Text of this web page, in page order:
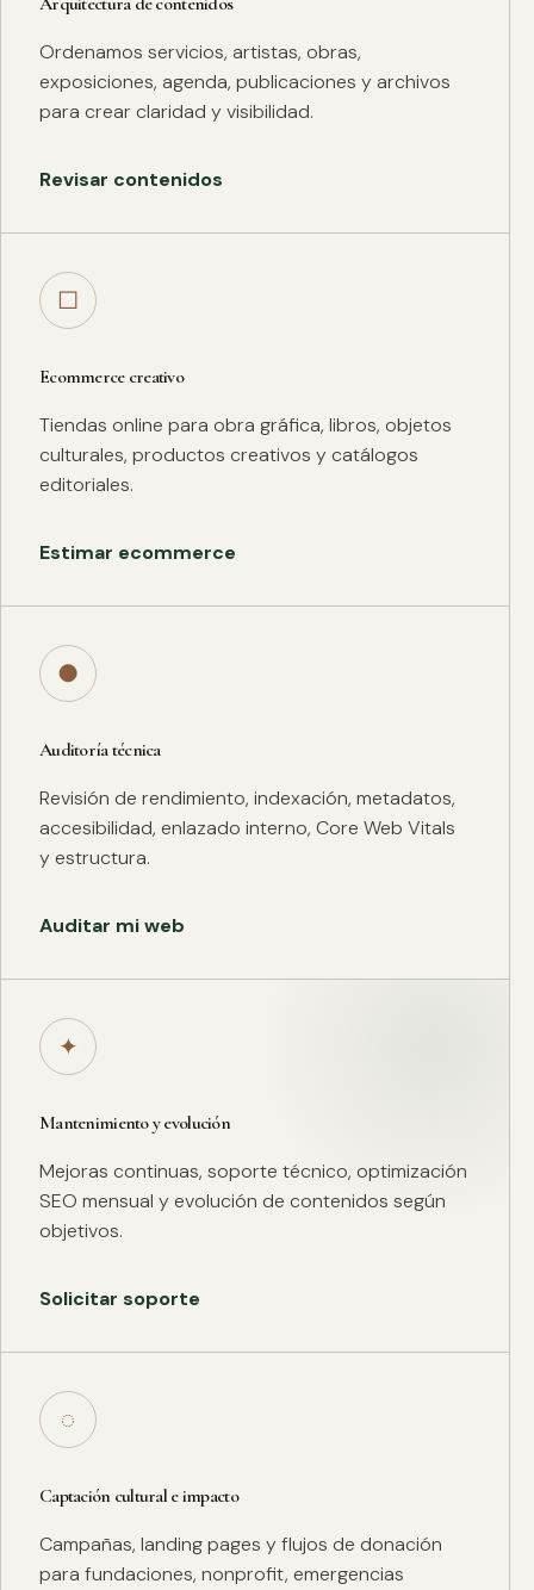
Ordenamos servicios, artistas, obras,
exposiciones, agenda, publicaciones y archivos
para crear claridad y visibilidad.
Revisar contenidos
□
Ecommerce creativo
Tiendas online para obra gráfica, libros, objetos
culturales, productos creativos y catálogos
editoriales.
Estimar ecommerce
●
Auditoría técnica
Revisión de rendimiento, indexación, metadatos,
accesibilidad, enlazado interno, Core Web Vitals
y estructura.
Auditar mi web
✦
Mantenimiento y evolución
Mejoras continuas, soporte técnico, optimización
SEO mensual y evolución de contenidos según
objetivos.
Solicitar soporte
◌
Captación cultural e impacto
Campañas, landing pages y flujos de donación
para fundaciones, nonprofit, emergencias